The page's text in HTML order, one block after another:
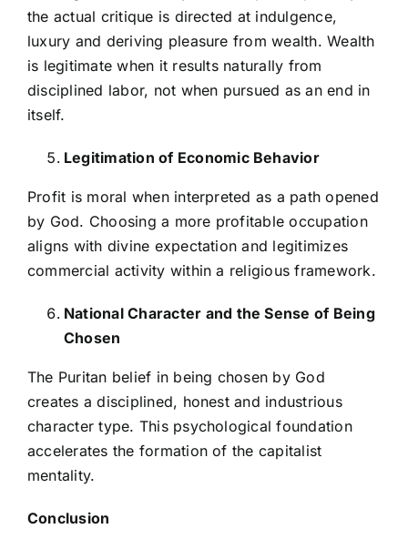
the actual critique is directed at indulgence,
luxury and deriving pleasure from wealth. Wealth
is legitimate when it results naturally from
disciplined labor, not when pursued as an end in
itself.
Legitimation of Economic Behavior
Profit is moral when interpreted as a path opened
by God. Choosing a more profitable occupation
aligns with divine expectation and legitimizes
commercial activity within a religious framework.
National Character and the Sense of Being
Chosen
The Puritan belief in being chosen by God
creates a disciplined, honest and industrious
character type. This psychological foundation
accelerates the formation of the capitalist
mentality.
Conclusion